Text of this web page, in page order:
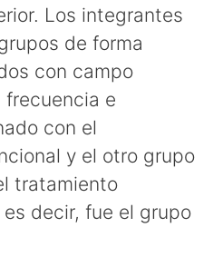
Los integrantes
de forma
con campo
e
con el
y el otro grupo
tratamiento
decir, fue el grupo